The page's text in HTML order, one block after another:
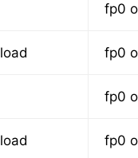
fp0
load fp0
fp0
load fp0